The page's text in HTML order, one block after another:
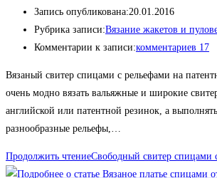
Запись опубликована:20.01.2016
Рубрика записи:Вязание жакетов и
Комментарии к записи:комментариев 17
Вязаный свитер спицами с рельефами на
очень модно вязать вальяжные и широкие
английской или патентной резинок, а
разнообразные рельефы,…
Продолжить чтениеСвободный свитер спицами